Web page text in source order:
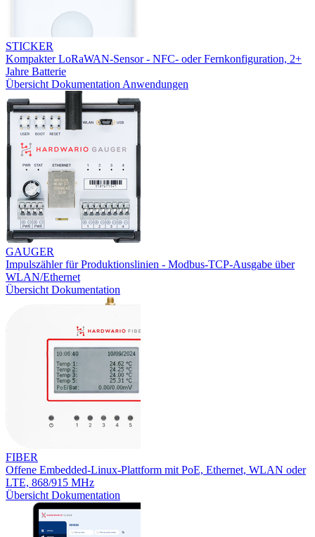
STICKER
Kompakter LoRaWAN-Sensor - NFC- oder Fernkonfiguration, 2+
Jahre Batterie
Übersicht Dokumentation Anwendungen
GAUGER
Impulszähler für Produktionslinien - Modbus-TCP-Ausgabe über
WLAN/Ethernet
Übersicht Dokumentation
FIBER
Offene Embedded-Linux-Plattform mit PoE, Ethernet, WLAN oder
LTE, 868/915 MHz
Übersicht Dokumentation